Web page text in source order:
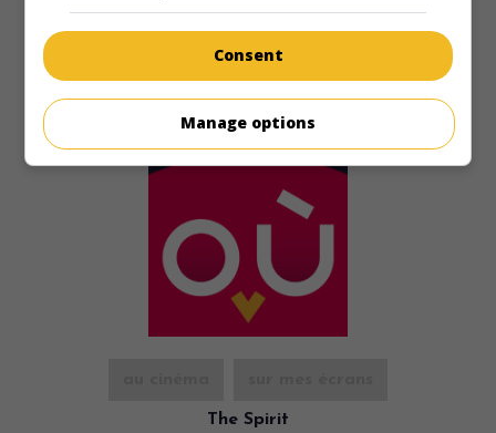
The Spirit
Consent
Manage options